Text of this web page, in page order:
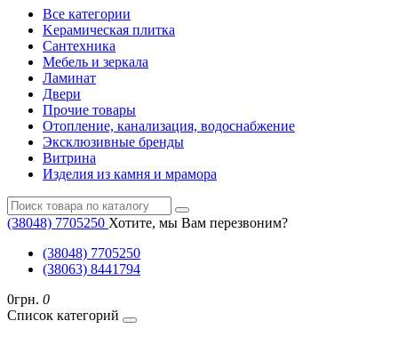
Все категории
Kерамическая плитка
Cантехника
Мебель и зеркала
Ламинат
Двери
Прочие товары
Отопление, канализация, водоснабжение
Эксклюзивные бренды
Витрина
Изделия из камня и мрамора
(38048) ‎7705250 Хотите, мы Вам перезвоним?
(38048) ‎7705250
(38063) 8441794
0грн. 0
Список категорий